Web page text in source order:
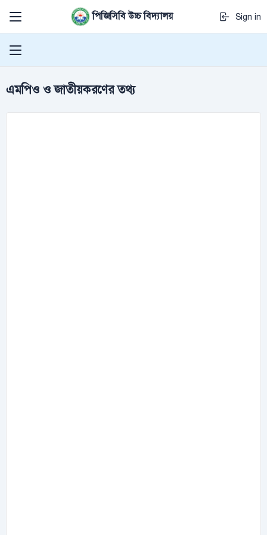
পিজিসিবি উচ্চ বিদ্যালয় Sign in
এমপিও ও জাতীয়করণের তথ্য